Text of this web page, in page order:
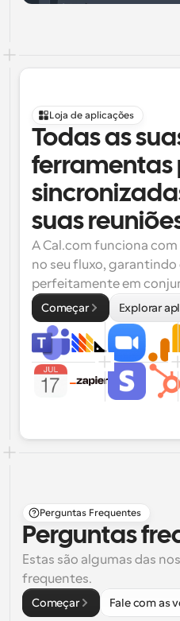
Loja de aplicações
Todas as
ferramentas
suas
A Cal.com funciona
no seu fluxo,
perfeitamente em
Começar Explorar
Perguntas Frequentes
Perguntas
Estas são algumas das
frequentes.
Começar Fale com as